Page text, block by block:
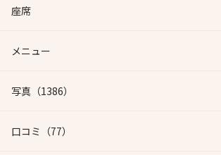
座席
メニュー
写真 （1386）
口コミ （77）